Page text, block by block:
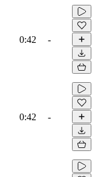
0:42 -
0:42 -